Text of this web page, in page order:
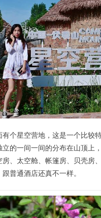
有个星空营地，这是一个比较
立的一间一间的分布在山顶上
房、太空舱、帐篷房、贝壳房
普通酒店还真不一样。